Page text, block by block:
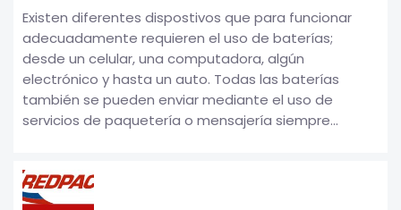
Existen diferentes dispostivos que para funcionar
adecuadamente requieren el uso de baterías;
desde un celular, una computadora, algún
electrónico y hasta un auto. Todas las baterías
también se pueden enviar mediante el uso de
servicios de paquetería o mensajería siempre...